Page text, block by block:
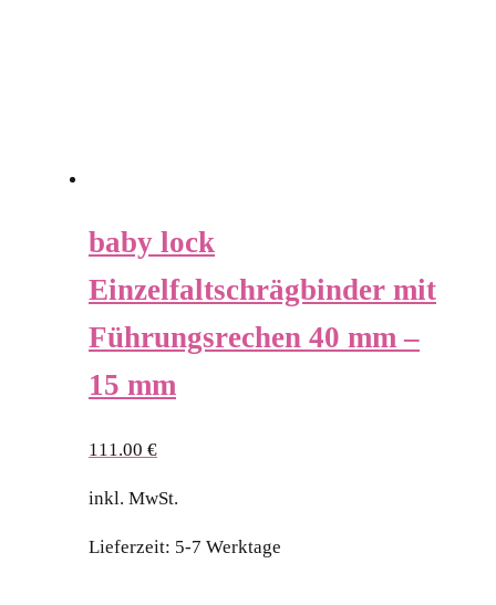
baby lock
Einzelfaltschrägbinder mit
Führungsrechen 40 mm –
15 mm
111.00 €
inkl. MwSt.
Lieferzeit: 5-7 Werktage